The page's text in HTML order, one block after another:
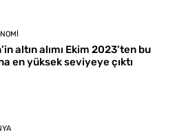
altın alımı Ekim 2023’ten bu
en yüksek seviyeye çıktı